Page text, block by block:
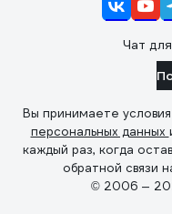
Чат
Вы принимаете условия
персональных данных
каждый раз, когда
обратной связи
© 2006 —